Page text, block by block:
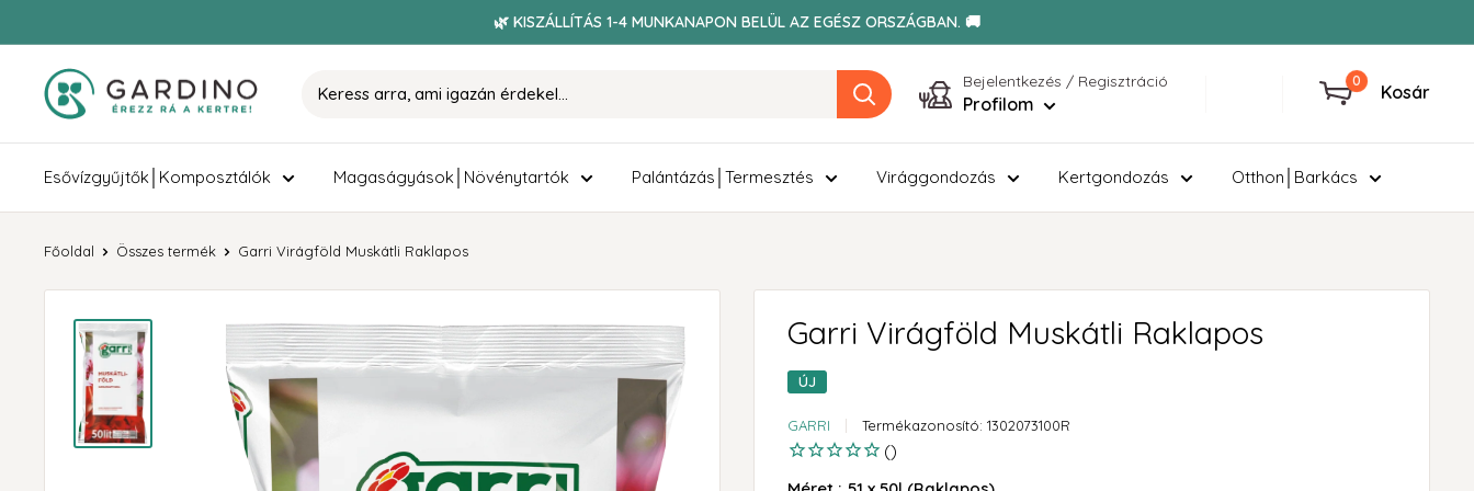
🌿 KISZÁLLÍTÁS 1-4 MUNKANAPON BELÜL AZ EGÉSZ ORSZÁGBAN. 🚚
Gardino Bejelentkezés / Regisztráció
Profilom
0
Kosár
Esővízgyűjtők│Komposztálók Magaságyások│Növénytartók Palántázás│Termesztés Virággondozás Kertgondozás Otthon│Barkács
Főoldal Összes termék Garri Virágföld Muskátli Raklapos
Garri Virágföld Muskátli Raklapos
ÚJ
GARRI Termékazonosító: 1302073100R